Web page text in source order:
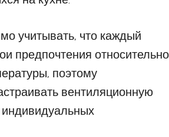
учитывать, что каждый
предпочтения относительно
поэтому
вентиляционную
индивидуальных